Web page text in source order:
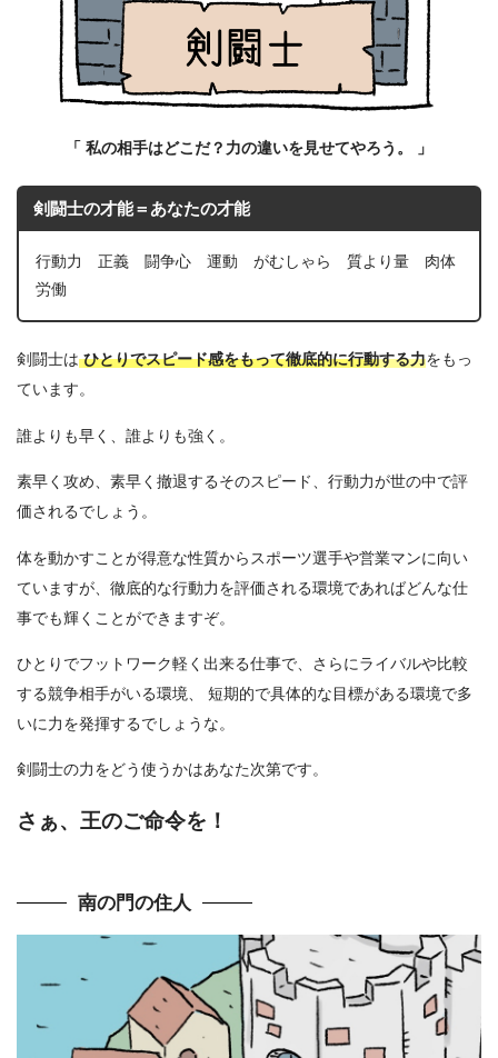
「 私の相手はどこだ？力の違いを見せてやろう。 」
剣闘士の才能＝あなたの才能
行動力 正義 闘争心 運動 がむしゃら 質より量 肉体
労働
剣闘士は ひとりでスピード感をもって徹底的に行動する力をもっ
ています。
誰よりも早く、誰よりも強く。
素早く攻め、素早く撤退するそのスピード、行動力が世の中で評
価されるでしょう。
体を動かすことが得意な性質からスポーツ選手や営業マンに向い
ていますが、徹底的な行動力を評価される環境であればどんな仕
事でも輝くことができますぞ。
ひとりでフットワーク軽く出来る仕事で、さらにライバルや比較
する競争相手がいる環境、 短期的で具体的な目標がある環境で多
いに力を発揮するでしょうな。
剣闘士の力をどう使うかはあなた次第です。
さぁ、王のご命令を！
南の門の住人